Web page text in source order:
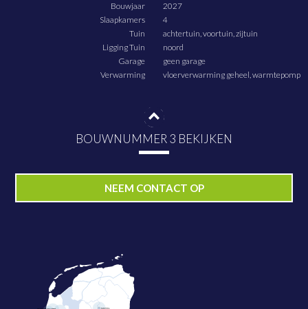
Bouwjaar
2027
Slaapkamers
4
Tuin
achtertuin, voortuin, zijtuin
Ligging Tuin
noord
Garage
geen garage
Verwarming
vloerverwarming geheel, warmtepomp
BOUWNUMMER 3 BEKIJKEN
PLAN NU BEZICHTIGING
NEEM CONTACT OP